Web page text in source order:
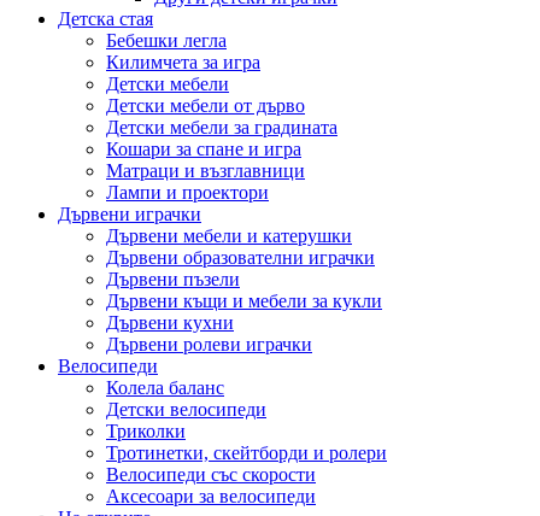
Детска стая
Бебешки легла
Килимчета за игра
Детски мебели
Детски мебели от дърво
Детски мебели за градината
Кошари за спане и игра
Матраци и възглавници
Лампи и проектори
Дървени играчки
Дървени мебели и катерушки
Дървени образователни играчки
Дървени пъзели
Дървени къщи и мебели за кукли
Дървени кухни
Дървени ролеви играчки
Велосипеди
Колела баланс
Детски велосипеди
Триколки
Тротинетки, скейтборди и ролери
Велосипеди със скорости
Аксесоари за велосипеди